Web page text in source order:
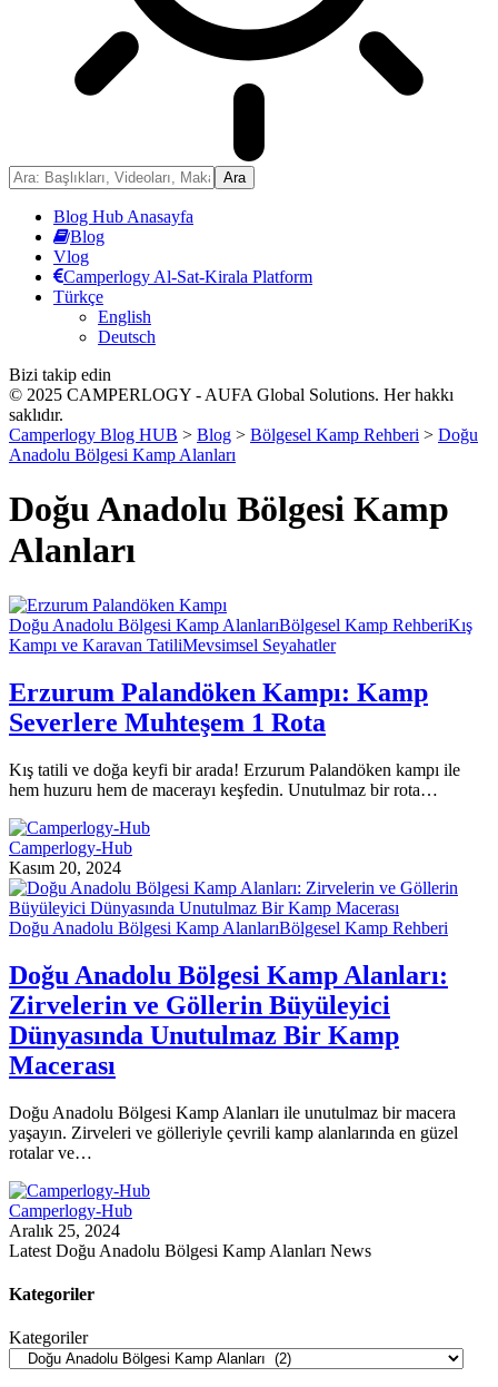
Blog Hub Anasayfa
Blog
Vlog
Camperlogy Al-Sat-Kirala Platform
Türkçe
English
Deutsch
Bizi takip edin
© 2025 CAMPERLOGY - AUFA Global Solutions. Her hakkı
saklıdır.
Camperlogy Blog HUB > Blog > Bölgesel Kamp Rehberi > Doğu
Anadolu Bölgesi Kamp Alanları
Doğu Anadolu Bölgesi Kamp
Alanları
Doğu Anadolu Bölgesi Kamp AlanlarıBölgesel Kamp RehberiKış
Kampı ve Karavan TatiliMevsimsel Seyahatler
Erzurum Palandöken Kampı: Kamp
Severlere Muhteşem 1 Rota
Kış tatili ve doğa keyfi bir arada! Erzurum Palandöken kampı ile
hem huzuru hem de macerayı keşfedin. Unutulmaz bir rota…
Camperlogy-Hub
Kasım 20, 2024
Doğu Anadolu Bölgesi Kamp AlanlarıBölgesel Kamp Rehberi
Doğu Anadolu Bölgesi Kamp Alanları:
Zirvelerin ve Göllerin Büyüleyici
Dünyasında Unutulmaz Bir Kamp
Macerası
Doğu Anadolu Bölgesi Kamp Alanları ile unutulmaz bir macera
yaşayın. Zirveleri ve gölleriyle çevrili kamp alanlarında en güzel
rotalar ve…
Camperlogy-Hub
Aralık 25, 2024
Latest Doğu Anadolu Bölgesi Kamp Alanları News
Kategoriler
Kategoriler